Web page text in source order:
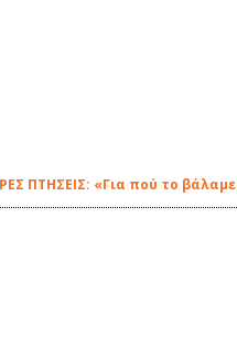
ΠΤΗΣΕΙΣ: «Για πού το